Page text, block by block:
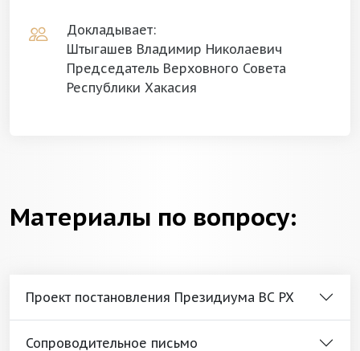
Докладывает:
Штыгашев Владимир Николаевич
Председатель Верховного Совета
Республики Хакасия
Материалы по вопросу:
Проект постановления Президиума ВС РХ
Сопроводительное письмо